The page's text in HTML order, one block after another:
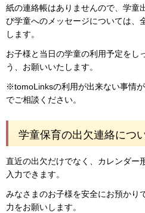
紙の連絡帳はありませんので、学童
び学童へのメッセージについては、
します。
お子様と当日の学童の利用予定をし
う、お願いいたします。
※tomoLinksの利用が出来ない事情
でご相談ください。
学童保育の出欠連絡につ
直近の出欠だけでなく、カレンダー
入力できます。
みなさまのお子様を安全にお預かり
力をお願いします。